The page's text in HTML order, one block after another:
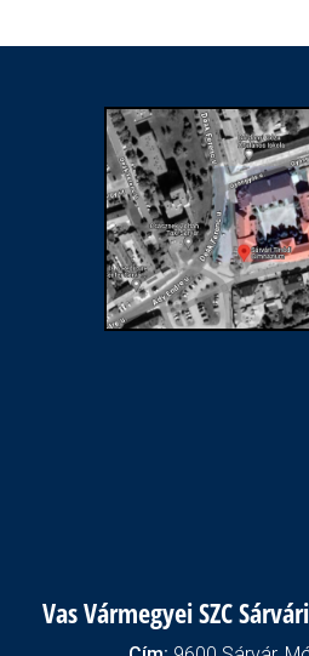
Vas Vármegyei SZC